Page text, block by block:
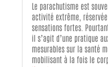
Le parachutisme est
activité extrême,
sensations fortes.
il s’agit d’une pratique
mesurables sur la santé
mobilisant à la fois le